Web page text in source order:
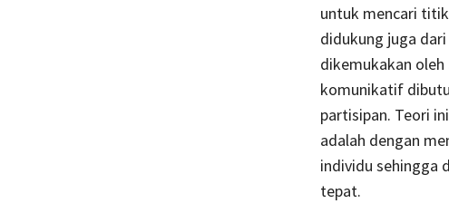
untuk mencari
didukung juga
dikemukakan
komunikatif
partisipan. Teori
adalah dengan
individu sehingga
tepat.